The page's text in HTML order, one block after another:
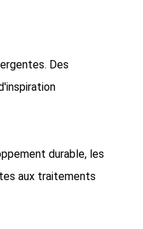
Des
durable, les
aux traitements